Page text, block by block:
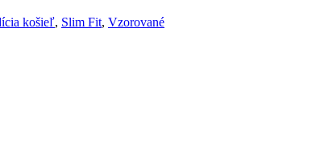
košieľ, Slim Fit, Vzorované